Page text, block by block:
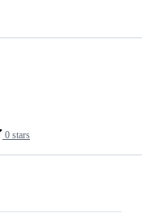
0 stars